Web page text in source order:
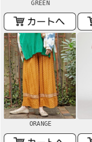
GREEN
ORANGE